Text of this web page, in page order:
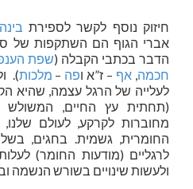
חיזוק נוסף לקשר לספירת
אברי הגוף הם השתקפות של
הדבר בכתבי הקבלה (שפת
חכמה, אף – ז”א ופה – מלכות).
לעלייה של הרגל עצמה, שהיא
(תחתית עץ החיים,
מחוברות לקרקע, לעולם
החומרית, גשמית. בחגים,
לרגליים (מודעות החומר)
ולעשות שינויים בשורש הנשמה